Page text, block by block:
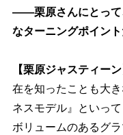
――栗原さんにとって
なターニングポイント
【栗原ジャスティーン
在を知ったことも大
ネスモデル』といっ
ボリュームのあるグ